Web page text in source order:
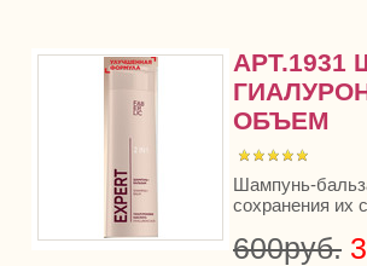
ОБЪЕМ
Шампунь-
сохранения их
600руб.